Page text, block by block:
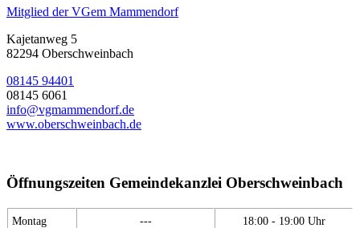
Mitglied der VGem Mammendorf
Kajetanweg 5
82294 Oberschweinbach
08145 94401
08145 6061
info@vgmammendorf.de
www.oberschweinbach.de
Öffnungszeiten Gemeindekanzlei Oberschweinbach
Montag --- 18:00 - 19:00 Uhr